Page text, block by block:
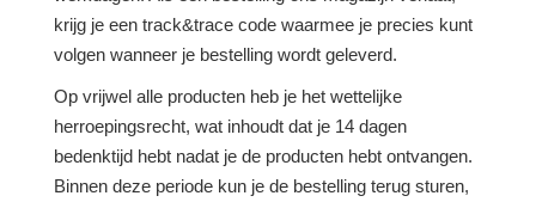
krijg je een track&trace code waarmee je precies kunt
volgen wanneer je bestelling wordt geleverd.
Op vrijwel alle producten heb je het wettelijke
herroepingsrecht, wat inhoudt dat je 14 dagen
bedenktijd hebt nadat je de producten hebt ontvangen.
Binnen deze periode kun je de bestelling terug sturen,